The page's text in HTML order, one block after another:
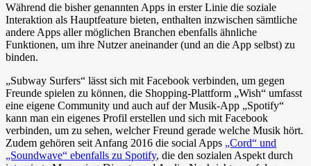
Während die bisher genannten Apps in erster Linie die soziale
Interaktion als Hauptfeature bieten, enthalten inzwischen sämtliche
andere Apps aller möglichen Branchen ebenfalls ähnliche
Funktionen, um ihre Nutzer aneinander (und an die App selbst) zu
binden.
„Subway Surfers“ lässt sich mit Facebook verbinden, um gegen
Freunde spielen zu können, die Shopping-Plattform „Wish“ umfasst
eine eigene Community und auch auf der Musik-App „Spotify“
kann man ein eigenes Profil erstellen und sich mit Facebook
verbinden, um zu sehen, welcher Freund gerade welche Musik hört.
Zudem gehören seit Anfang 2016 die social Apps „Cord“ und
„Soundwave“ ebenfalls zu Spotify, die den sozialen Aspekt durch